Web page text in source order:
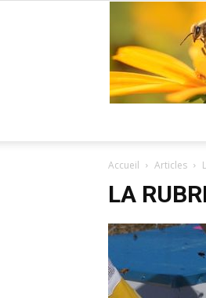
Accueil Articles
LA